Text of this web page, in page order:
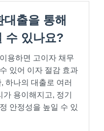
출을 통해
수 있나요?
용하면 고이자 채무
있어 이자 절감 효과
하나의 대출로 여러
용이해지고, 정기
안정성을 높일 수 있